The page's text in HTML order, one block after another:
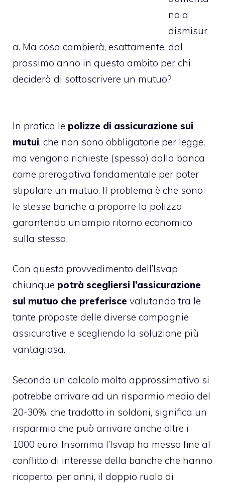
no a
dismisur
a. Ma cosa cambierà, esattamente, dal
prossimo anno in questo ambito per chi
deciderà di sottoscrivere un mutuo?
In pratica le polizze di assicurazione sui
mutui, che non sono obbligatorie per legge,
ma vengono richieste (spesso) dalla banca
come prerogativa fondamentale per poter
stipulare un mutuo. Il problema è che sono
le stesse banche a proporre la polizza
garantendo un’ampio ritorno economico
sulla stessa.
Con questo provvedimento dell’Isvap
chiunque potrà scegliersi l’assicurazione
sul mutuo che preferisce valutando tra le
tante proposte delle diverse compagnie
assicurative e scegliendo la soluzione più
vantagiosa.
Secondo un calcolo molto approssimativo si
potrebbe arrivare ad un risparmio medio del
20-30%, che tradotto in soldoni, significa un
risparmio che può arrivare anche oltre i
1000 euro. Insomma l’Isvap ha messo fine al
conflitto di interesse della banche che hanno
ricoperto, per anni, il doppio ruolo di